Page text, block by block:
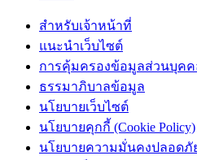
สำหรับเจ้าหน้าที่
แนะนำเว็บไซต์
การคุ้มครองข้อมูลส่วนบุคค
ธรรมาภิบาลข้อมูล
นโยบายเว็บไซต์
นโยบายคุกกี้ (Cookie Policy)
นโยบายความมั่นคงปลอดภั